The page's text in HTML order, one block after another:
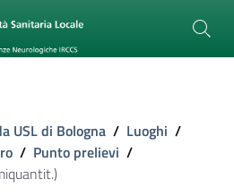
USL di Bologna / Luoghi /
/ Punto prelievi /